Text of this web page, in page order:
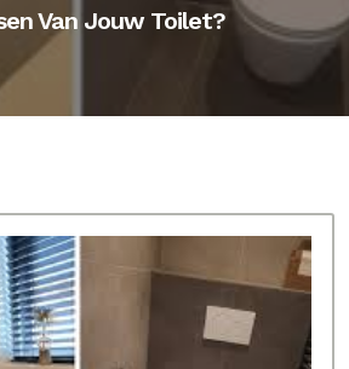
Van Jouw Toilet?